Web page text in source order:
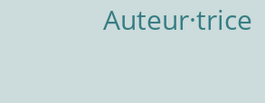
Auteur·trice